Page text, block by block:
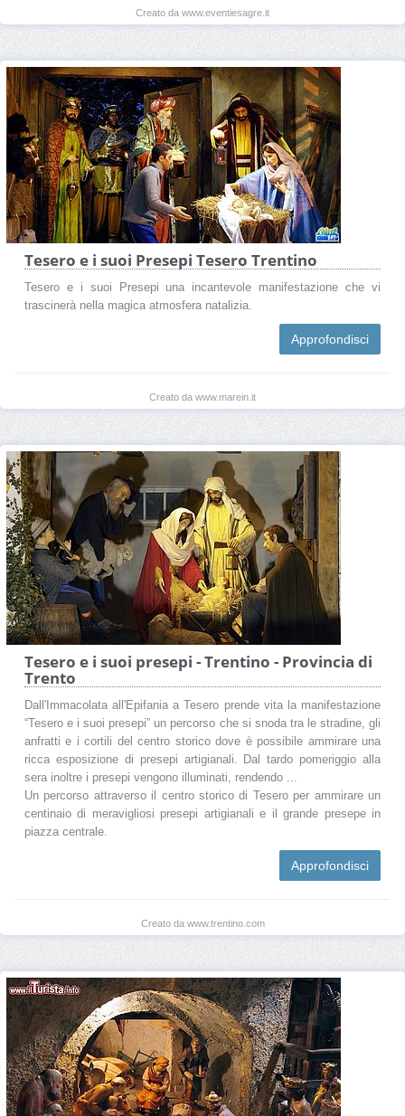
Creato da www.eventiesagre.it
Tesero e i suoi Presepi Tesero Trentino
Tesero e i suoi Presepi una incantevole manifestazione che vi
trascinerà nella magica atmosfera natalizia.
Approfondisci
Creato da www.marein.it
Tesero e i suoi presepi - Trentino - Provincia di
Trento
Dall'Immacolata all'Epifania a Tesero prende vita la manifestazione
“Tesero e i suoi presepi” un percorso che si snoda tra le stradine, gli
anfratti e i cortili del centro storico dove è possibile ammirare una
ricca esposizione di presepi artigianali. Dal tardo pomeriggio alla
sera inoltre i presepi vengono illuminati, rendendo ...
Un percorso attraverso il centro storico di Tesero per ammirare un
centinaio di meravigliosi presepi artigianali e il grande presepe in
piazza centrale.
Approfondisci
Creato da www.trentino.com